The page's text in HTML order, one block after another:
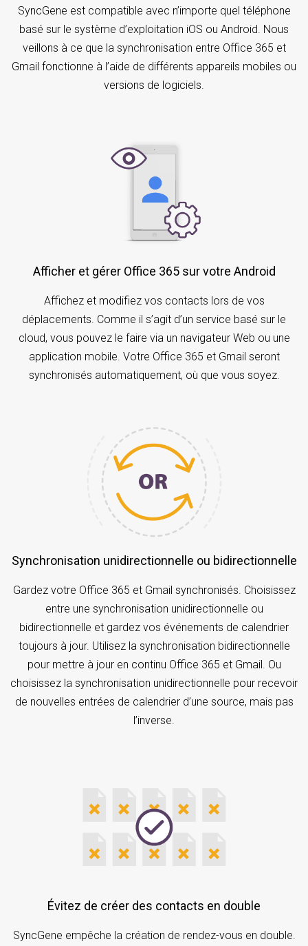
SyncGene est compatible avec n’importe quel téléphone
basé sur le système d’exploitation iOS ou Android. Nous
veillons à ce que la synchronisation entre Office 365 et
Gmail fonctionne à l’aide de différents appareils mobiles ou
versions de logiciels.
Afficher et gérer Office 365 sur votre Android
Affichez et modifiez vos contacts lors de vos
déplacements. Comme il s’agit d’un service basé sur le
cloud, vous pouvez le faire via un navigateur Web ou une
application mobile. Votre Office 365 et Gmail seront
synchronisés automatiquement, où que vous soyez.
Synchronisation unidirectionnelle ou bidirectionnelle
Gardez votre Office 365 et Gmail synchronisés. Choisissez
entre une synchronisation unidirectionnelle ou
bidirectionnelle et gardez vos événements de calendrier
toujours à jour. Utilisez la synchronisation bidirectionnelle
pour mettre à jour en continu Office 365 et Gmail. Ou
choisissez la synchronisation unidirectionnelle pour recevoir
de nouvelles entrées de calendrier d’une source, mais pas
l’inverse.
Évitez de créer des contacts en double
SyncGene empêche la création de rendez-vous en double.